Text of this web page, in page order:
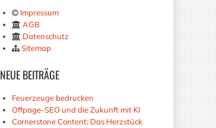
Impressum
AGB
Datenschutz
Sitemap
NEUEBEITRÄGE
Feuerzeuge bedrucken
Offpage-SEO und die Zukunft mit KI
Cornerstone Content: Das Herzstück